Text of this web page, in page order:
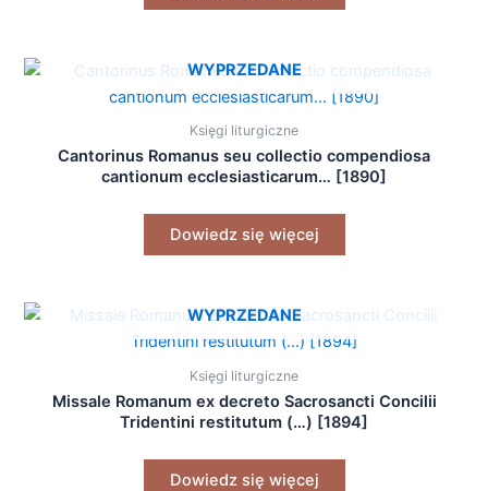
WYPRZEDANE
Księgi liturgiczne
Cantorinus Romanus seu collectio compendiosa
cantionum ecclesiasticarum… [1890]
Dowiedz się więcej
WYPRZEDANE
Księgi liturgiczne
Missale Romanum ex decreto Sacrosancti Concilii
Tridentini restitutum (…) [1894]
Dowiedz się więcej